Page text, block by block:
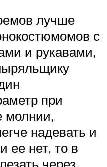
лучше
с
и рукавами,
при
молнии,
надевать и
ее нет, то в